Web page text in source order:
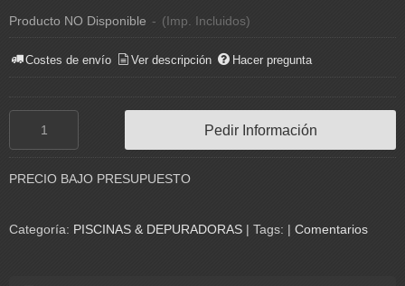
Producto NO Disponible - (Imp. Incluidos)
Costes de envío Ver descripción Hacer pregunta
Pedir Información
PRECIO BAJO PRESUPUESTO
Categoría: PISCINAS & DEPURADORAS | Tags: | Comentarios